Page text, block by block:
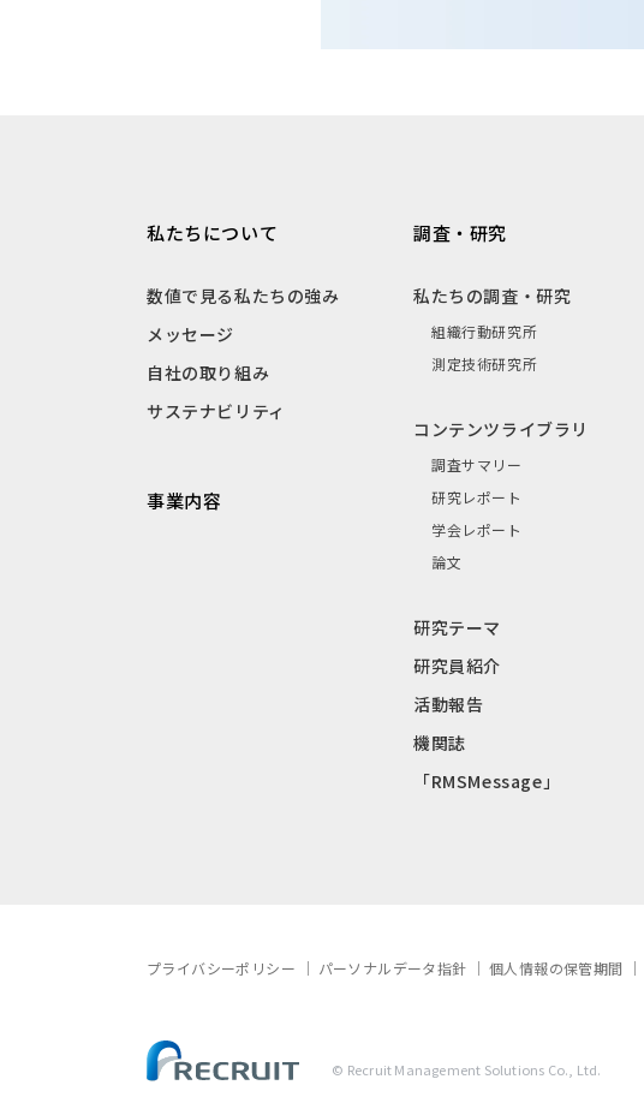
私たちについて
数値で見る私たちの強み
メッセージ
自社の取り組み
サステナビリティ
事業内容
調査・研究
私たちの調査・研究
組織行動研究所
測定技術研究所
コンテンツライブラリ
調査サマリー
研究レポート
学会レポート
論文
研究テーマ
研究員紹介
活動報告
機関誌
「RMSMessage」
プライバシーポリシー パーソナルデータ指針 個人情報の保管期間
© Recruit Management Solutions Co., Ltd.